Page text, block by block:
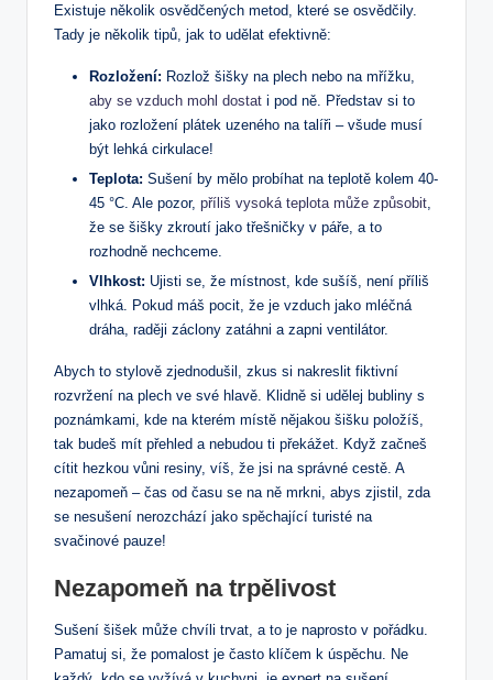
Existuje několik osvědčených metod, které se osvědčily.
Tady je několik tipů, jak to udělat efektivně:
Rozložení: Rozlož šišky na plech nebo na mřížku,
aby se vzduch mohl dostat i pod ně. Představ si to
jako rozložení plátek uzeného na talíři – všude musí
být lehká cirkulace!
Teplota: Sušení by mělo probíhat na teplotě kolem 40-
45 °C. Ale pozor, příliš vysoká teplota může způsobit
že se šišky zkroutí jako třešničky v páře, a to
rozhodně nechceme.
Vlhkost: Ujisti se, že místnost, kde sušíš, není příliš
vlhká. Pokud máš pocit, že je vzduch jako mléčná
dráha, raději záclony zatáhni a zapni ventilátor.
Abych to stylově zjednodušil, zkus si nakreslit fiktivní
rozvržení na plech ve své hlavě. Klidně si udělej bubliny s
poznámkami, kde na kterém místě nějakou šišku položíš,
tak budeš mít přehled a nebudou ti překážet. Když začneš
cítit hezkou vůni resiny, víš, že jsi na správné cestě. A
nezapomeň – čas od času se na ně mrkni, abys zjistil, zda
se nesušení nerozchází jako spěchající turisté na
svačinové pauze!
Nezapomeň na trpělivost
Sušení šišek může chvíli trvat, a to je naprosto v pořádku.
Pamatuj si, že pomalost je často klíčem k úspěchu. Ne